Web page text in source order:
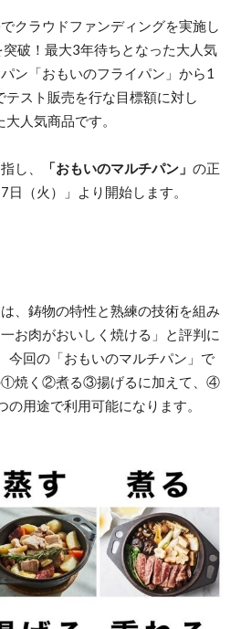
クラウドファンディングを実施し
破！最大3年待ちとなった大人気
ン「おもいのフライパン」から1
スト販売を行な目標額に対し
人気商品です。
し、 「おもいのマルチパン」 の正
（火）」より開始します。
、鋳物の特性と熟練の技術を組み
お肉がおいしく焼ける」と評判に
今回の「おもいのマルチパン」で
①焼く②煮る③揚げるに加えて、④
用途で利用可能になります。